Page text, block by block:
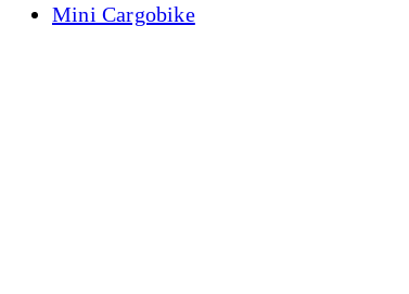
Mini Cargobike